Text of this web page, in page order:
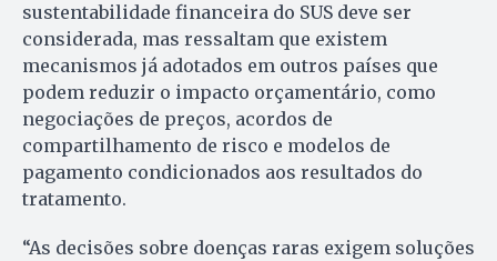
sustentabilidade financeira do SUS deve ser
considerada, mas ressaltam que existem
mecanismos já adotados em outros países que
podem reduzir o impacto orçamentário, como
negociações de preços, acordos de
compartilhamento de risco e modelos de
pagamento condicionados aos resultados do
tratamento.
“As decisões sobre doenças raras exigem soluções